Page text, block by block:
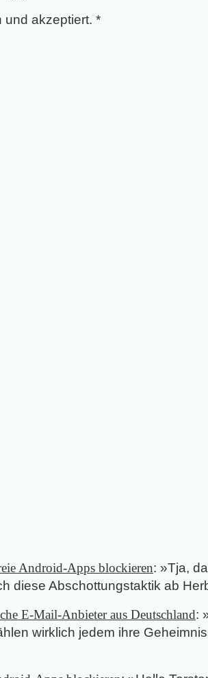
und akzeptiert. *
Android-Apps blockieren: »Tja,
diese Abschottungstaktik ab
E-Mail-Anbieter aus Deutschland:
wirklich jedem ihre